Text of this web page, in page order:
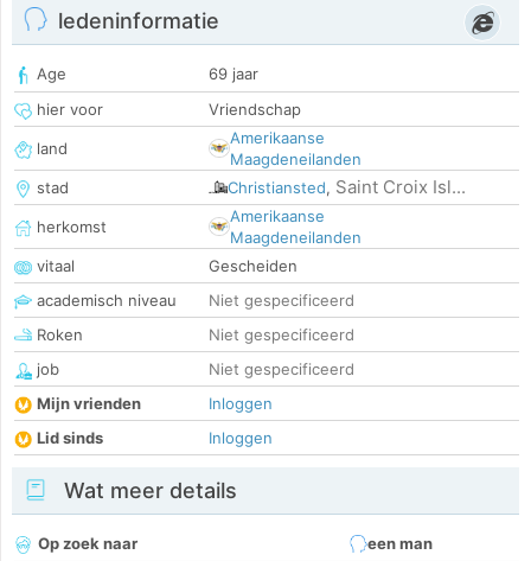
ledeninformatie
Age
69 jaar
hier voor
Vriendschap
land
Amerikaanse
Maagdeneilanden
stad
Christiansted, Saint Croix Isl...
herkomst
Amerikaanse
Maagdeneilanden
vitaal
Gescheiden
academisch niveau
Niet gespecificeerd
Roken
Niet gespecificeerd
job
Niet gespecificeerd
Mijn vrienden
Inloggen
Lid sinds
Inloggen
Wat meer details
Op zoek naar
een man